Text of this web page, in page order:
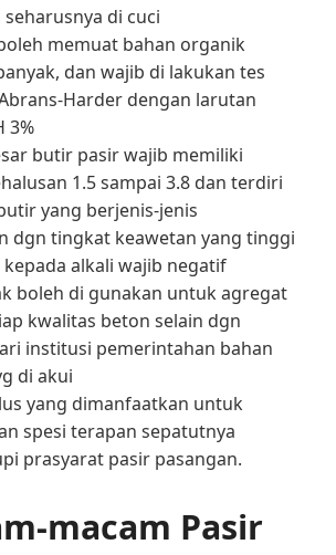
di cuci
memuat bahan organik
dan wajib di lakukan tes
Harder dengan larutan
3%
butir pasir wajib memiliki
1.5 sampai 3.8 dan terdiri
yang berjenis-jenis
dgn tingkat keawetan yang tinggi
alkali wajib negatif
boleh di gunakan untuk agregat
kwalitas beton selain dgn
institusi pemerintahan bahan
di akui
yang dimanfaatkan untuk
spesi terapan sepatutnya
prasyarat pasir pasangan.
macam Pasir